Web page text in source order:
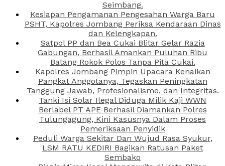
Seimbang.
Kesiapan Pengamanan Pengesahan Warga Baru
PSHT, Kapolres Jombang Periksa Kendaraan Dinas
dan Kelengkapan.
Satpol PP dan Bea Cukai Blitar Gelar Razia
Gabungan, Berhasil Amankan Puluhan Ribu
Batang Rokok Polos Tanpa Pita Cukai.
Kapolres Jombang Pimpin Upacara Kenaikan
Pangkat Anggotanya, Tegaskan Peningkatan
Tanggung Jawab, Profesionalisme, dan Integritas.
Tanki Isi Solar Ilegal Diduga Milik Kaji WWN
Berlabel PT APE Berhasil Diamankan Polres
Tulungagung, Kini Kasusnya Dalam Proses
Pemeriksaan Penyidik
Peduli Warga Sekitar Dan Wujud Rasa Syukur,
LSM RATU KEDIRI Bagikan Ratusan Paket
Sembako